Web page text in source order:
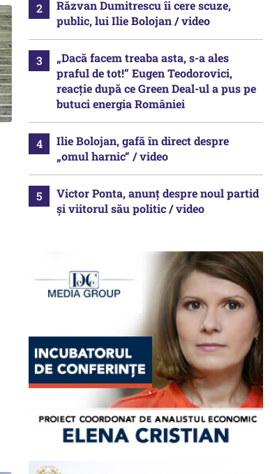
Răzvan Dumitrescu îi cere scuze,
public, lui Ilie Bolojan / video
„Dacă facem treaba asta, s-a ales
praful de tot!” Eugen Teodorovici,
reacție după ce Green Deal-ul a pus pe
butuci energia României
Ilie Bolojan, gafă în direct despre
„omul harnic“ / video
Victor Ponta, anunț despre noul partid
și viitorul său politic / video